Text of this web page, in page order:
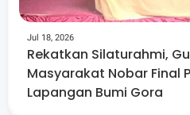
Jul 18, 2026
Rekatkan Silaturahmi,
Masyarakat Nobar Final
Lapangan Bumi Gora